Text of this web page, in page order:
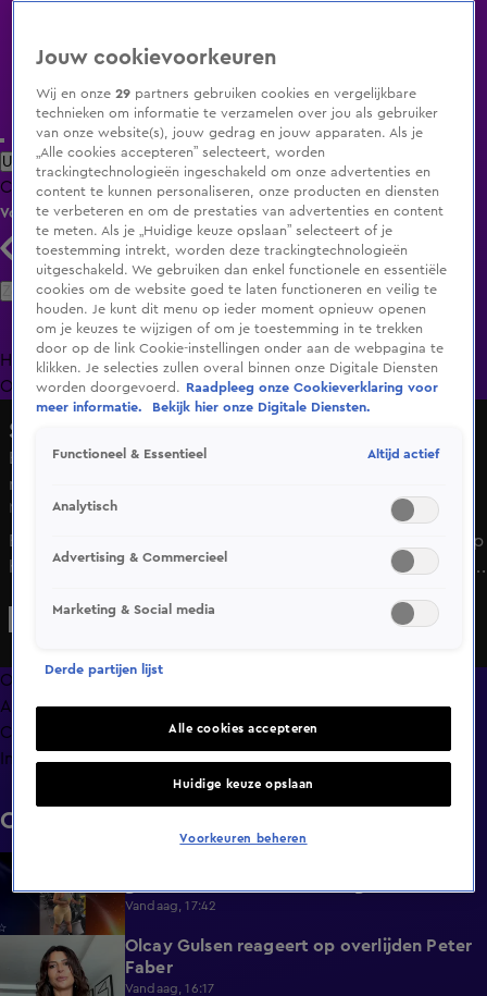
Uitzending Gemist Populaire programma's Zenders Genres
ClipsFilmsRadioSmart TV inlogShop
Volg KIJK
Zoeken
HomeUitzending Gemist Programma's De Bondgenoten
OranjezomerLivestreamsShop
Shownieuws
Bondgenoten-winnares Fianca reageert op avontuurtjes
met Casper
Ma 11 mei, 23:42
Bondgenoten-winnares Fianca reageert in Shownieuws op
haar avontuurtjes met Casper, die haar haar relatie kostten.
Overzicht
Afleveringen
Clips
Info
Clips
0:13
Vandaag, 17:42
Olcay Gulsen reageert op overlijden Peter
Faber
Vandaag, 16:17
Jouw cookievoorkeuren
Wij en onze29 partners gebruiken cookies en vergelijkbare
technieken om informatie te verzamelen over jou als gebruiker
van onze website(s), jouw gedrag en jouw apparaten. Als je
„Alle cookies accepteren” selecteert, worden
trackingtechnologieën ingeschakeld om onze advertenties en
content te kunnen personaliseren, onze producten en diensten
te verbeteren en om de prestaties van advertenties en content
te meten. Als je „Huidige keuze opslaan” selecteert of je
toestemming intrekt, worden deze trackingtechnologieën
uitgeschakeld. We gebruiken dan enkel functionele en essentiële
cookies om de website goed te laten functioneren en veilig te
houden. Je kunt dit menu op ieder moment opnieuw openen
om je keuzes te wijzigen of om je toestemming in te trekken
door op de link Cookie-instellingen onder aan de webpagina te
klikken. Je selecties zullen overal binnen onze Digitale Diensten
worden doorgevoerd.
Raadpleeg onze Cookieverklaring voor
meer informatie.
Bekijk hier onze Digitale Diensten.
Functioneel & Essentieel Altijd actief
Analytisch
Advertising & Commercieel
Marketing & Social media
Derde partijen lijst
Alle cookies accepteren
Huidige keuze opslaan
Voorkeuren beheren